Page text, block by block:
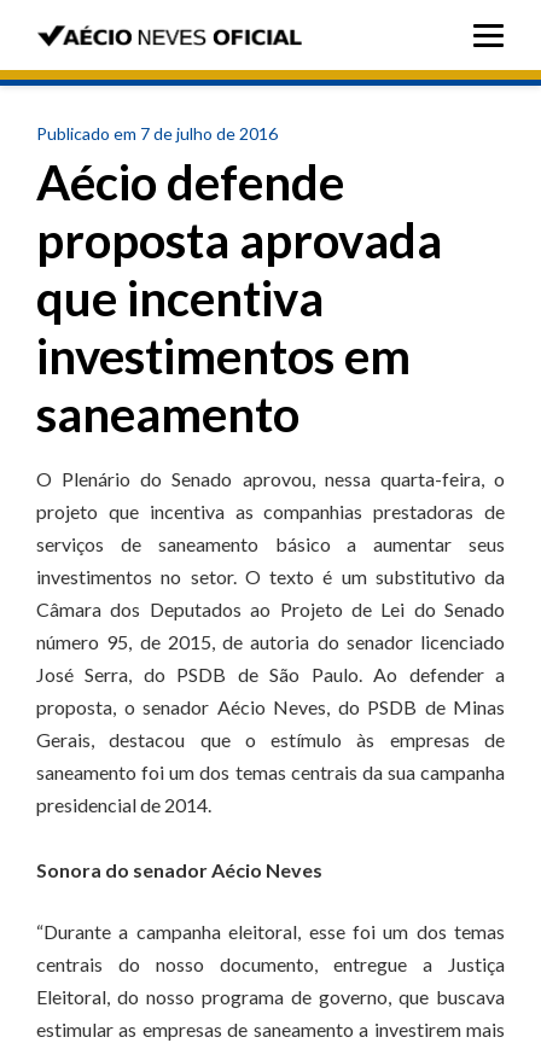
Publicado em 7 de julho de 2016
Aécio defende
proposta aprovada
que incentiva
investimentos em
saneamento
O Plenário do Senado aprovou, nessa quarta-feira, o
projeto que incentiva as companhias prestadoras de
serviços de saneamento básico a aumentar seus
investimentos no setor. O texto é um substitutivo da
Câmara dos Deputados ao Projeto de Lei do Senado
número 95, de 2015, de autoria do senador licenciado
José Serra, do PSDB de São Paulo. Ao defender a
proposta, o senador Aécio Neves, do PSDB de Minas
Gerais, destacou que o estímulo às empresas de
saneamento foi um dos temas centrais da sua campanha
presidencial de 2014.
Sonora do senador Aécio Neves
“Durante a campanha eleitoral, esse foi um dos temas
centrais do nosso documento, entregue a Justiça
Eleitoral, do nosso programa de governo, que buscava
estimular as empresas de saneamento a investirem mais